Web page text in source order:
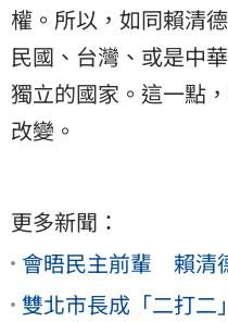
權。所以，如同賴清
民國 、台灣、或是中
獨立的國家。這一點
改變。
更多新聞：
會晤民主前輩 賴清
雙北市長成「二打二